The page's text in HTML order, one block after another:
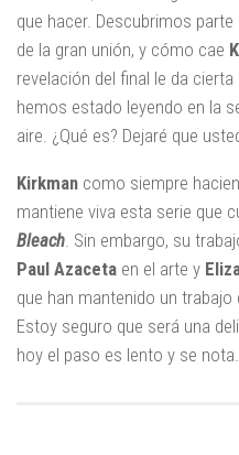
que hacer. Descubrimos
de la gran unión, y cómo cae
revelación del final le da
hemos estado leyendo en la
aire. ¿Qué es? Dejaré que
Kirkman como siempre
mantiene viva esta serie que
Bleach . Sin embargo, su
Paul Azaceta en el arte y
que han mantenido un
Estoy seguro que será una
hoy el paso es lento y se nota.